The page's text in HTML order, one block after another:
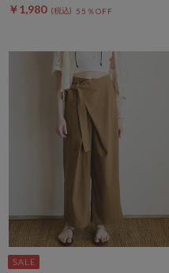
￥1,980 55％OFF